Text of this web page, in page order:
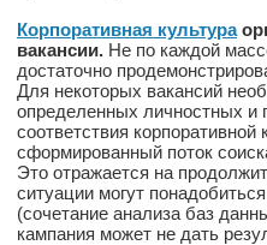
Корпоративная культура
вакансии. Не по каждой
достаточно
Для некоторых вакансий
определенных личностных и
соответствия корпоративной
сформированный поток
Это отражается на
ситуации могут
(сочетание анализа баз
кампания может не дать